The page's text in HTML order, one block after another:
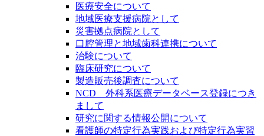
医療安全について
地域医療支援病院として
災害拠点病院として
口腔管理と地域歯科連携について
治験について
臨床研究について
製造販売後調査について
NCD 外科系医療データベース登録につき
まして
研究に関する情報公開について
看護師の特定行為実践および特定行為実習